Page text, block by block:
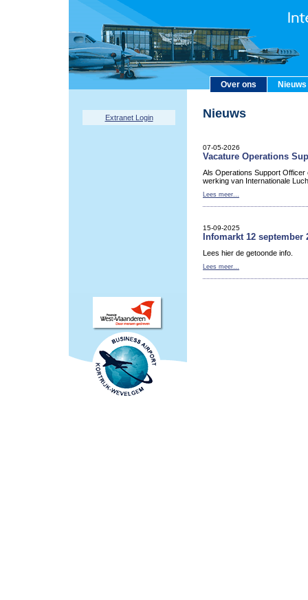
Over ons Nieuws
Extranet Login Nieuws
07-05-2026
Vacature Operations
Als Operations Support Officer
werking van Internationale
Lees meer...
15-09-2025
Infomarkt 12 september
Lees hier de getoonde info.
Lees meer...